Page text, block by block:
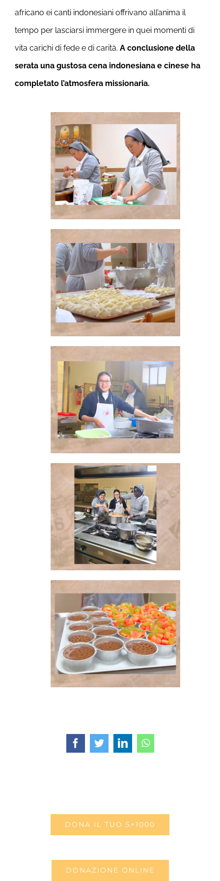
africano ei canti indonesiani offrivano all’anima il
tempo per lasciarsi immergere in quei momenti di
vita carichi di fede e di carità. A conclusione della
serata una gustosa cena indonesiana e cinese ha
completato l’atmosfera missionaria.
FacebookTwitterLinkedInWhatsApp
DONA IL TUO 5×1000
DONAZIONE ONLINE